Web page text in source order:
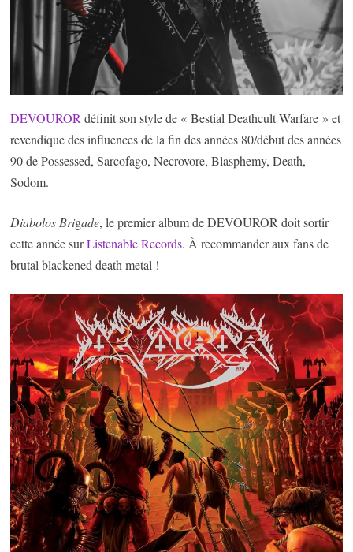
DEVOUROR définit son style de « Bestial Deathcult Warfare » et
revendique des influences de la fin des années 80/début des années
90 de Possessed, Sarcofago, Necrovore, Blasphemy, Death,
Sodom.
Diabolos Brigade, le premier album de DEVOUROR doit sortir
cette année surListenable Records. À recommander aux fans de
brutal blackened death metal !